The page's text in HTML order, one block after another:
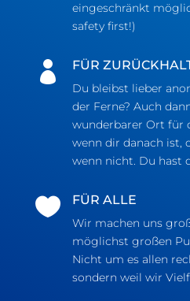
eingeschränkt
safety first!)
 FÜR
Du bleibst lieber
der Ferne? Auch
wunderbarer Ort für
wenn dir danach ist,
wenn nicht. Du hast
 FÜR ALLE
Wir machen uns
möglichst großen
Nicht um es allen
sondern weil wir